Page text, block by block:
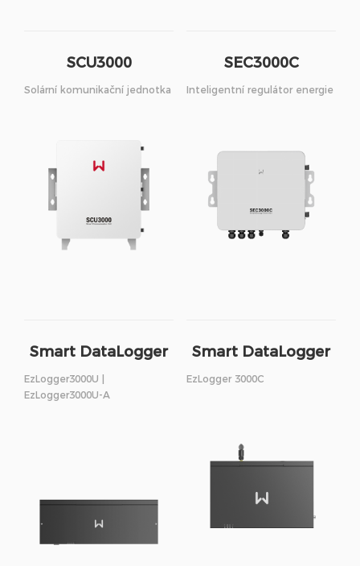
SCU3000
Solární komunikační jednotka
SEC3000C
Inteligentní regulátor energie
Smart DataLogger
EzLogger3000U |
EzLogger3000U-A
Smart DataLogger
EzLogger 3000C